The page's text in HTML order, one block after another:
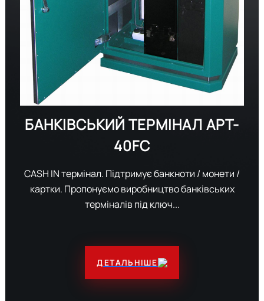
БАНКІВСЬКИЙ ТЕРМІНАЛ APT-
40FC
CASH IN термінал. Підтримує банкноти / монети /
картки. Пропонуємо виробництво банківських
терміналів під ключ...
ДЕТАЛЬНІШЕ